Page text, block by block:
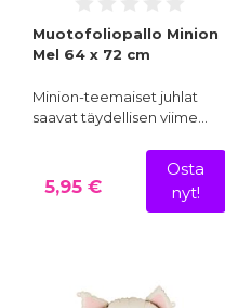
Muotofoliopallo Minion
Mel 64 x 72 cm
Minion-teemaiset juhlat
saavat täydellisen viime…
5,95 €
Osta
nyt!